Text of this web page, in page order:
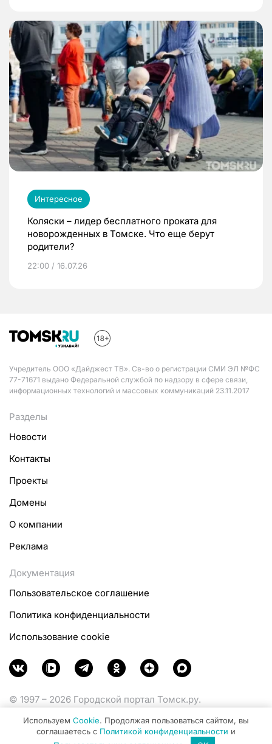
Интересное
Коляски – лидер бесплатного проката для
новорожденных в Томске. Что еще берут
родители?
22:00 / 16.07.26
Учредитель ООО «Дайджест ТВ». Св-во о регистрации СМИ ЭЛ №ФС
77-71671 выдано Федеральной службой по надзору в сфере связи,
информационных технологий и массовых коммуникаций 23.11.2017
Разделы
Новости
Контакты
Проекты
Домены
О компании
Реклама
Документация
Пользовательское соглашение
Политика конфиденциальности
Использование cookie
© 1997 – 2026 Городской портал Томск.ру.
Министерства цифрового развития, связи и массовых
коммуникаций Российской Федерации.
Используем Cookie. Продолжая пользоваться сайтом, вы
соглашаетесь с Политикой конфиденциальности и